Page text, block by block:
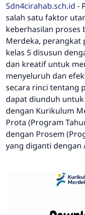
Sdn4cirahab.sch.id -
salah satu faktor
keberhasilan proses
Merdeka, perangkat
kelas 5 disusun
dan kreatif untuk
menyeluruh dan
secara rinci tentang
dapat diunduh untuk
dengan Kurikulum
Prota (Program
dengan Prosem
yang diganti dengan